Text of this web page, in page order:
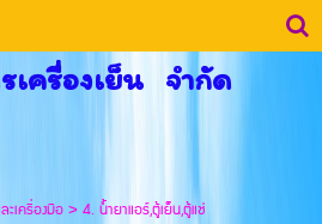
เครื่องเย็น จำกัด
เครื่องมือ> 4. น้ำยาแอร์,ตู้เย็น,ตู้แช่